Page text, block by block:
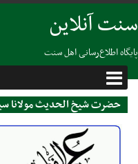
سنت آنلاین
پایگاه اطلاع‌رسانی اهل سنت
حضرت شيخ الحديث مولانا